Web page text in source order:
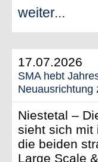
weiter...
17.07.2026
SMA hebt
Neuausrichtung
Niestetal –
sieht sich mit
die beiden
Large Scale